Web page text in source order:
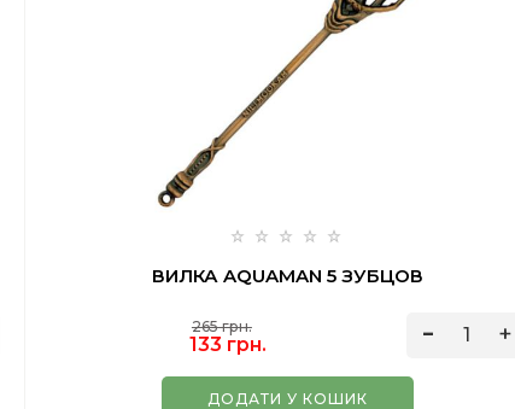
ВИЛКА AQUAMAN 5 ЗУБЦОВ
265 грн.
133 грн.
ДОДАТИ У КОШИК